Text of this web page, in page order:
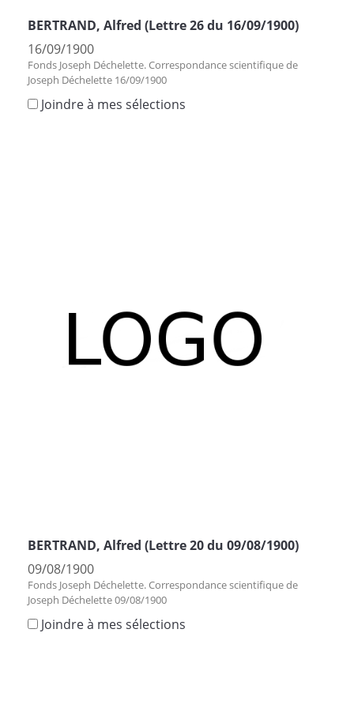
BERTRAND, Alfred (Lettre 26 du 16/09/1900)
16/09/1900
Fonds Joseph Déchelette. Correspondance scientifique de
Joseph Déchelette 16/09/1900
Joindre à mes sélections
BERTRAND, Alfred (Lettre 20 du 09/08/1900)
09/08/1900
Fonds Joseph Déchelette. Correspondance scientifique de
Joseph Déchelette 09/08/1900
Joindre à mes sélections